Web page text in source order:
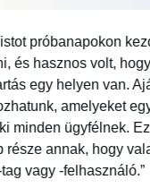
próbanapokon
és hasznos volt, hogy
egy helyen van.
amelyeket
minden ügyfélnek. Ez
annak, hogy
vagy -felhasználó.”